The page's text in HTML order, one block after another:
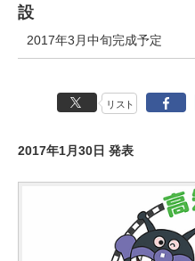
設
2017年3月中旬完成予定
リスト
2017年1月30日 発表